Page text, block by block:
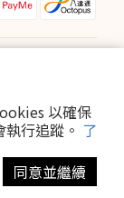
以確保
行追蹤。 了
同意並繼續